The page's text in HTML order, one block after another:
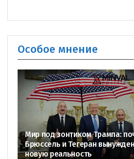
Особое мнение
Мир под зонтиком Трампа:
Брюссель и Тегеран
новую реальность